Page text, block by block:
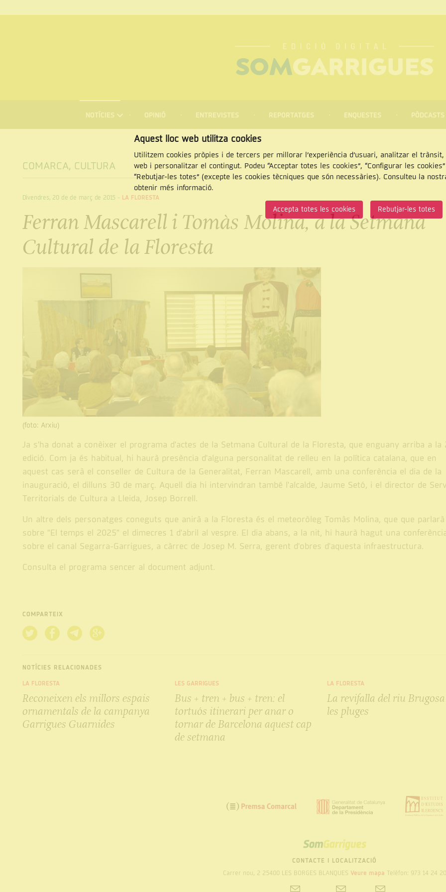
NOTÍCIES OPINIÓ ENTREVISTES REPORTATGES ENQUESTES PÒDCASTS
COMARCA, CULTURA
Divendres, 20 de de març de 2015 - LA FLORESTA
Ferran Mascarell i Tomàs Molina, a la Setmana
Cultural de la Floresta
(foto: Arxiu)
Ja s'ha donat a conèixer el programa d'actes de la Setmana Cultural de la Floresta, que enguany arriba a la
edició. Com ja és habitual, hi haurà presència d'alguna personalitat de relleu en la política catalana, que en
aquest cas serà el conseller de Cultura de la Generalitat, Ferran Mascarell, amb una conferència el dia de la
inauguració, el dilluns 30 de març. Aquell dia hi intervindran també l'alcalde, Jaume Setó, i el director de
Territorials de Cultura a Lleida, Josep Borrell.
Un altre dels personatges coneguts que anirà a la Floresta és el meteoròleg Tomàs Molina, que que parlarà
sobre "El temps el 2025" el dimecres 1 d'abril al vespre. El dia abans, a la nit, hi haurà hagut una
sobre el canal Segarra-Garrigues, a càrrec de Josep M. Serra, gerent d'obres d'aquesta infraestructura.
Consulta el programa sencer al document adjunt.
COMPARTEIX
NOTÍCIES RELACIONADES
LA FLORESTA
Reconeixen els millors espais
ornamentals de la campanya
Garrigues Guarnides
LES GARRIGUES
Bus + tren + bus + tren: el
tortuós itinerari per anar o
tornar de Barcelona aquest cap
de setmana
LA FLORESTA
La revifalla del riu
les pluges
SOM
GARRIGUES
CONTACTE I LOCALITZACIÓ
Carrer nou, 2 25400 LES BORGES BLANQUES Veure mapa Telèfon: 973 14 24 20
Aquest lloc web utilitza cookies
Utilitzem cookies pròpies i de tercers per millorar l’experiència d’usuari, analitzar el
web i personalitzar el contingut. Podeu “Acceptar totes les cookies”, “Configurar les
“Rebutjar-les totes” (excepte les cookies tècniques que són necessàries). Consulteu la
obtenir més informació.
Accepta totes les cookies Rebutjar-les totes